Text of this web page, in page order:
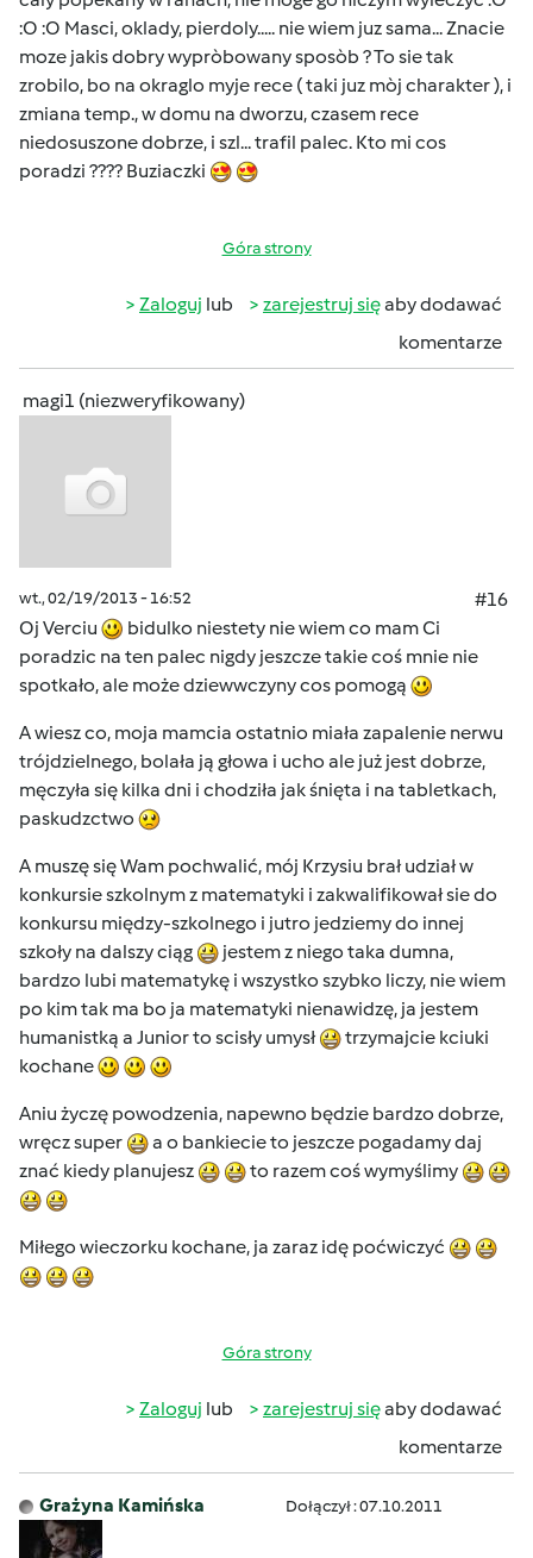
:O :O Masci, oklady, pierdoly..... nie wiem juz sama... Znacie
moze jakis dobry wypròbowany sposòb ? To sie tak
zrobilo, bo na okraglo myje rece ( taki juz mòj charakter ), i
zmiana temp., w domu na dworzu, czasem rece
niedosuszone dobrze, i szl... trafil palec. Kto mi cos
poradzi ???? Buziaczki
Góra strony
Zaloguj lub zarejestruj sięaby dodawać
komentarze
magi1 (niezweryfikowany)
wt., 02/19/2013 - 16:52
#16
Oj Verciu
bidulko niestety nie wiem co mam Ci
poradzic na ten palec nigdy jeszcze takie coś mnie nie
spotkało, ale może dziewwczyny cos pomogą
A wiesz co, moja mamcia ostatnio miała zapalenie nerwu
trójdzielnego, bolała ją głowa i ucho ale już jest dobrze,
męczyła się kilka dni i chodziła jak śnięta i na tabletkach,
paskudzctwo
A muszę się Wam pochwalić, mój Krzysiu brał udział w
konkursie szkolnym z matematyki i zakwalifikował sie do
konkursu między-szkolnego i jutro jedziemy do innej
szkoły na dalszy ciąg
jestem z niego taka dumna,
bardzo lubi matematykę i wszystko szybko liczy, nie wiem
po kim tak ma bo ja matematyki nienawidzę, ja jestem
humanistką a Junior to scisły umysł
trzymajcie kciuki
kochane
Aniu życzę powodzenia, napewno będzie bardzo dobrze,
wręcz super
a o bankiecie to jeszcze pogadamy daj
znać kiedy planujesz
to razem coś wymyślimy
Miłego wieczorku kochane, ja zaraz idę poćwiczyć
Góra strony
Zaloguj lub zarejestruj sięaby dodawać
komentarze
Grażyna Kamińska Dołączył : 07.10.2011